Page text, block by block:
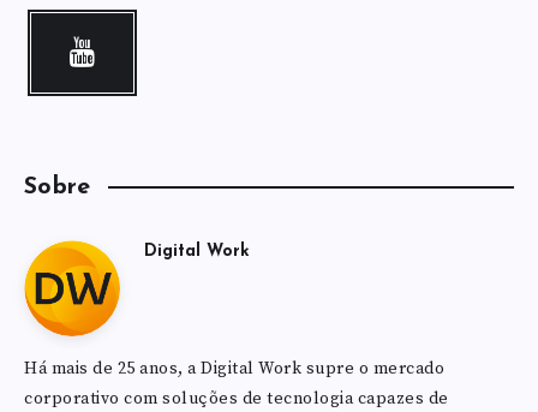
Sobre
Digital Work
Há mais de 25 anos, a Digital Work supre o mercado
corporativo com soluções de tecnologia capazes de